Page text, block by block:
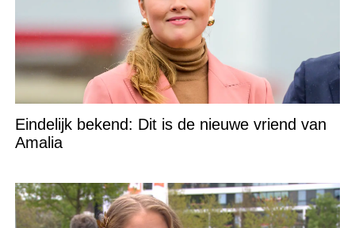
Eindelijk bekend: Dit is de nieuwe vriend van
Amalia